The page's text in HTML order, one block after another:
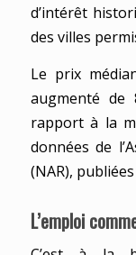
d’intérêt
des villes
Le prix
augmenté de
rapport à la
données de
(NAR),
L’emploi